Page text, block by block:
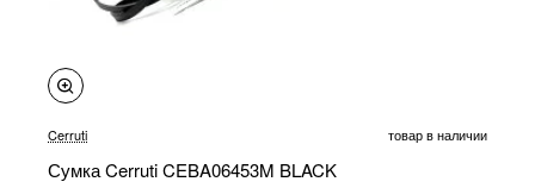
-20%
Cerruti товар в наличии
Сумка Cerruti CEBA06453M BLACK